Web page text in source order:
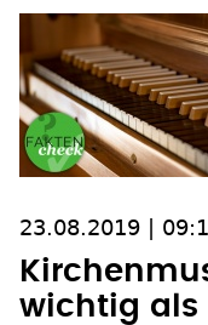
23.08.2019 |
wichtig als